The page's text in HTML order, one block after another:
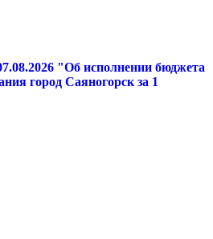
"Об исполнении бюджета
город Саяногорск за 1